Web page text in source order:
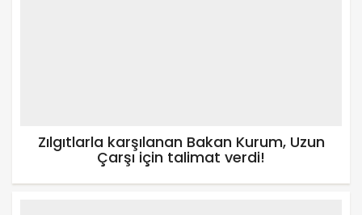
Zılgıtlarla karşılanan Bakan Kurum, Uzun
Çarşı için talimat verdi!